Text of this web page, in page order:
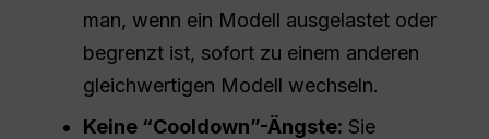
man, wenn ein Modell ausgelastet oder
begrenzt ist, sofort zu einem anderen
gleichwertigen Modell wechseln.
Keine “Cooldown”-Ängste: Sie